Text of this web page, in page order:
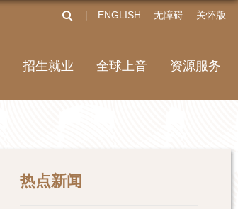
ENGLISH 无障碍 关怀版
招生就业 全球上音 资源服务
热点新闻